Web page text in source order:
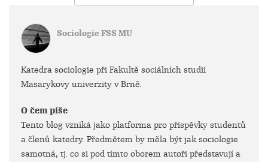
Sociologie FSS MU
Katedra sociologie při Fakultě sociálních studií
Masarykovy univerzity v Brně.
O čem píše
Tento blog vzniká jako platforma pro příspěvky studentů
a členů katedry. Předmětem by měla být jak sociologie
samotná, tj. co si pod tímto oborem autoři představují a